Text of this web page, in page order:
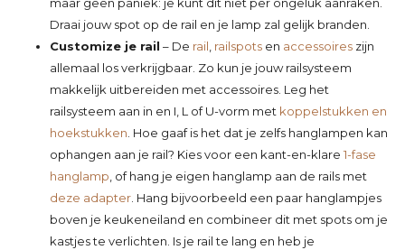
Draai jouw spot op de rail en je lamp zal gelijk branden.
Customize je rail – De rail railspots en accessoires zijn
allemaal los verkrijgbaar. Zo kun je jouw railsysteem
makkelijk uitbereiden met accessoires. Leg het
railsysteem aan in en I, L of U-vorm met koppelstukken en
hoekstukken . Hoe gaaf is het dat je zelfs hanglampen kan
ophangen aan je rail? Kies voor een kant-en-klare 1-fase
hanglamp , of hang je eigen hanglamp aan de rails met
deze adapter . Hang bijvoorbeeld een paar hanglampjes
boven je keukeneiland en combineer dit met spots om je
kastjes te verlichten. Is je rail te lang en heb je